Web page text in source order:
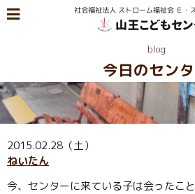
blog
今日のセン
2015.02.28（土）
ねいたん
今、センターに来ている子は会ったこ